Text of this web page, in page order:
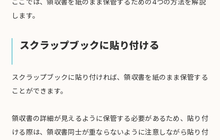
ここでは、領収書を紙のまま保管するための4つの方法を解説
します。
スクラップブックに貼り付ける
スクラップブックに貼り付ければ、領収書を紙のまま保管する
ことができます。
領収書の詳細が見えるように保管する必要があるため、貼り付
ける際は、領収書同士が重ならないように注意しながら貼り付